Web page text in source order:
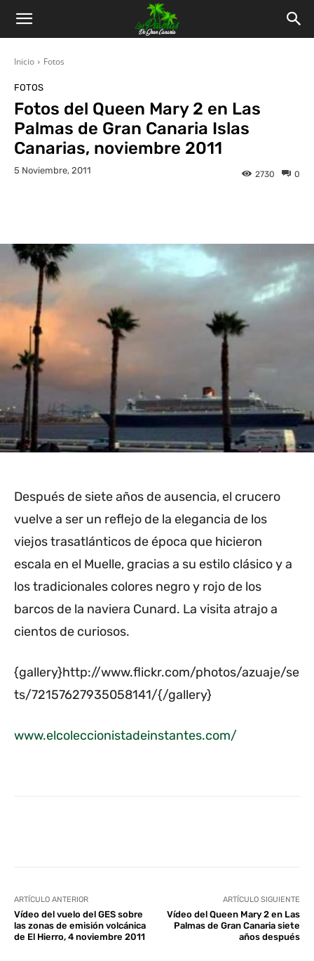
Inicio Fotos
FOTOS
Fotos del Queen Mary 2 en Las
Palmas de Gran Canaria Islas
Canarias, noviembre 2011
5 Noviembre, 2011 0
2730
Después de siete años de ausencia, el crucero
vuelve a ser un reflejo de la elegancia de los
viejos trasatlánticos de época que hicieron
escala en el Muelle, gracias a su estilo clásico y a
los tradicionales colores negro y rojo de los
barcos de la naviera Cunard. La visita atrajo a
cientos de curiosos.
{gallery}http://www.flickr.com/photos/azuaje/se
ts/72157627935058141/{/gallery}
www.elcoleccionistadeinstantes.com/
ARTÍCULO ANTERIOR
Vídeo del vuelo del GES sobre
las zonas de emisión volcánica
de El Hierro, 4 noviembre 2011
ARTÍCULO SIGUIENTE
Vídeo del Queen Mary 2 en Las
Palmas de Gran Canaria siete
años después